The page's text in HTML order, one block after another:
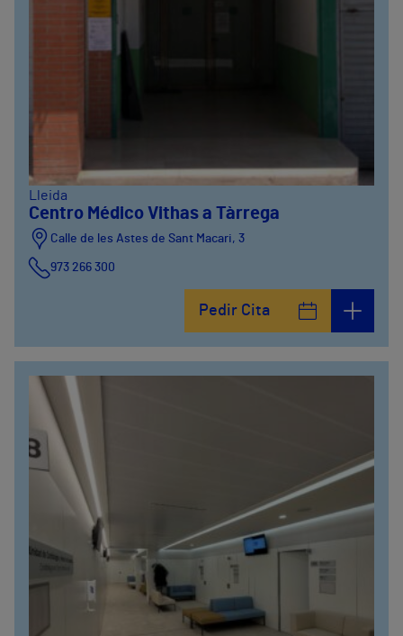
Lleida
Centro Médico Vithas a Tàrrega
Calle de les Astes de Sant Macari, 3
973 266 300
Pedir Cita